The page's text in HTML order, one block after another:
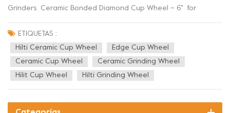
Grinders Ceramic Bonded Diamond Cup Wheel – 6'' for
150 Angle Grinders. Size: 6''/150mm , Arbor Hole: φ19mm Grit: 30,
50, 100, 200, 400# Pr...
ETIQUETAS :
Hilti Ceramic Cup Wheel Edge Cup Wheel
Ceramic Cup Wheel Ceramic Grinding Wheel
Hilit Cup Wheel Hilti Grinding Wheel